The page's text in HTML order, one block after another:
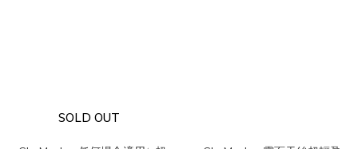
SOLD OUT